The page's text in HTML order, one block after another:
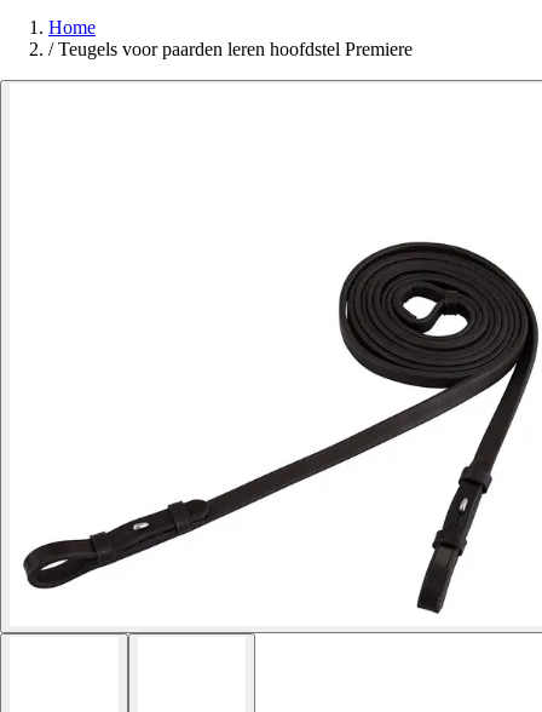
Home
/ Teugels voor paarden leren hoofdstel Premiere